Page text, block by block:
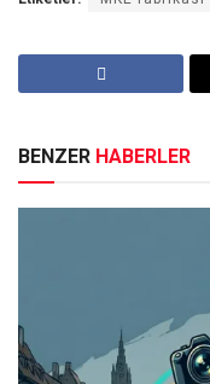
BENZER HABERLER